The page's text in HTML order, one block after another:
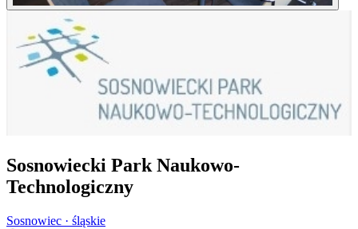
Sosnowiecki Park Naukowo-
Technologiczny
Sosnowiec · śląskie